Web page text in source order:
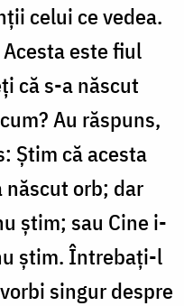
celui ce vedea.
este fiul
că s-a născut
Au răspuns,
Știm că acesta
născut orb; dar
știm; sau Cine i-
știm. Întrebați-l
singur despre